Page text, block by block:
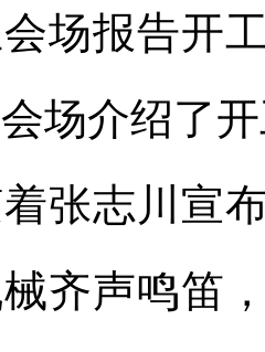
场报告开
场介绍了
志川宣布
齐声鸣笛